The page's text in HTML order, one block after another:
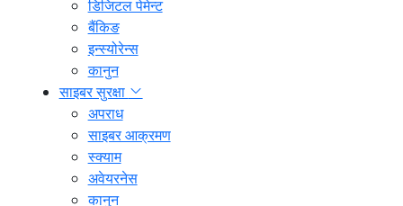
डिजिटल पेमेन्ट
बैंकिङ
इन्स्योरेन्स
कानुन
साइबर सुरक्षा
अपराध
साइबर आक्रमण
स्क्याम
अवेयरनेस
कानुन